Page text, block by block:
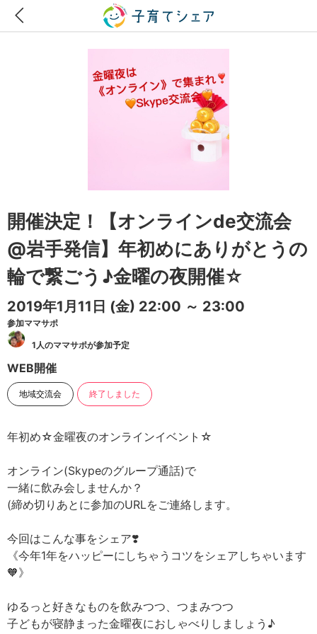
開催決定！【オンラインde交流会
@岩手発信】年初めにありがとうの
輪で繋ごう♪金曜の夜開催☆
2019年1月11日 (金) 22:00 ～ 23:00
参加ママサポ
1人のママサポが参加予定
WEB開催
地域交流会 終了しました
年初め☆金曜夜のオンラインイベント☆
オンライン(Skypeのグループ通話)で
一緒に飲み会しませんか？
(締め切りあとに参加のURLをご連絡します。
今回はこんな事をシェア❣️
《今年1年をハッピーにしちゃうコツをシェアしちゃいます
🧡》
ゆるっと好きなものを飲みつつ、つまみつつ
子どもが寝静まった金曜夜におしゃべりしましょう♪